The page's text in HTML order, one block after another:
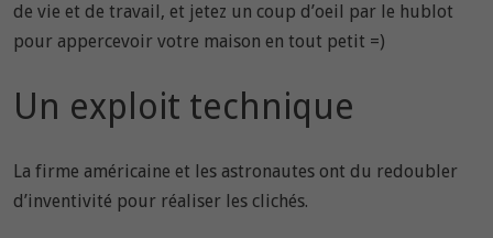
de vie et de travail, et jetez un coup d’oeil par le hublot
pour appercevoir votre maison en tout petit =)
Un exploit technique
La firme américaine et les astronautes ont du redoubler
d’inventivité pour réaliser les clichés.